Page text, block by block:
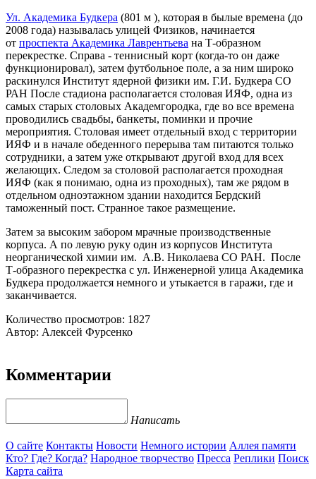
Ул. Академика Будкера (801 м ), которая в былые времена (до
2008 года) называлась улицей Физиков, начинается
от проспекта Академика Лаврентьева на Т-образном
перекрестке. Справа - теннисный корт (когда-то он даже
функционировал), затем футбольное поле, а за ним широко
раскинулся Институт ядерной физики им. Г.И. Будкера СО
РАН После стадиона располагается столовая ИЯФ, одна из
самых старых столовых Академгородка, где во все времена
проводились свадьбы, банкеты, поминки и прочие
мероприятия. Столовая имеет отдельный вход с территории
ИЯФ и в начале обеденного перерыва там питаются только
сотрудники, а затем уже открывают другой вход для всех
желающих. Следом за столовой располагается проходная
ИЯФ (как я понимаю, одна из проходных), там же рядом в
отдельном одноэтажном здании находится Бердский
таможенный пост. Странное такое размещение.
Затем за высоким забором мрачные производственные
корпуса. А по левую руку один из корпусов Института
неорганической химии им. А.В. Николаева СО РАН. После
Т-образного перекрестка с ул. Инженерной улица Академика
Будкера продолжается немного и утыкается в гаражи, где и
заканчивается.
Количество просмотров: 1827
Автор: Алексей Фурсенко
Комментарии
Написать
О сайте Контакты Новости Немного истории Аллея памяти
Кто? Где? Когда? Народное творчество Пресса Реплики Поиск
Карта сайта